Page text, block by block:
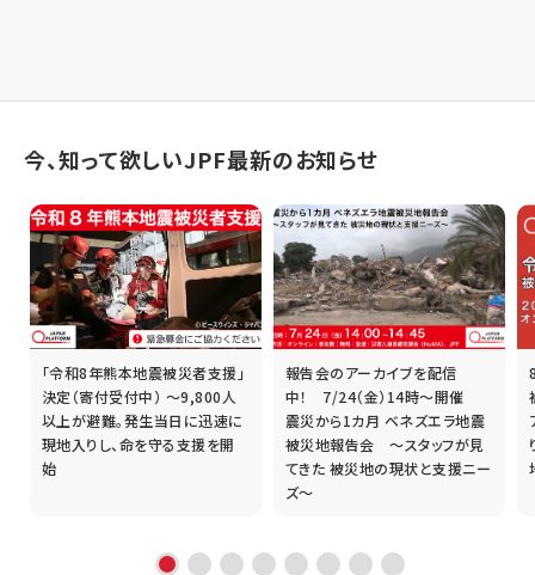
今、知って欲しいJPF最新のお知らせ
「令和8年熊本地震被災者支援」
決定（寄付受付中） ～9,800人
以上が避難。発生当日に迅速に
現地入りし、命を守る支援を開
始
報告会のアーカイブを配信
中！ 7/24（金）14時～開催
震災から1カ月 ベネズエラ地震
被災地報告会 ～スタッフが見
てきた 被災地の現状と支援ニー
ズ～